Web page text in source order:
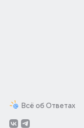
Всё об Ответах